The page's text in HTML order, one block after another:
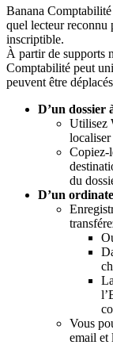
Banana
quel lecteur reconnu
inscriptible.
À partir de supports
Comptabilité peut
peuvent être
D’un dossier
Utilisez
localiser
Copiez-
du
D’un
Vous
email et